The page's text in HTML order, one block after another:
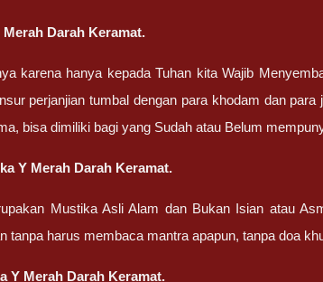
Darah Keramat.
karena hanya kepada Tuhan kita Wajib
perjanjian tumbal dengan para khodam dan
bisa dimiliki bagi yang Sudah atau Belum
Y Merah Darah Keramat.
Mustika Asli Alam dan Bukan Isian atau
tanpa harus membaca mantra apapun, tanpa doa
Y Merah Darah Keramat.